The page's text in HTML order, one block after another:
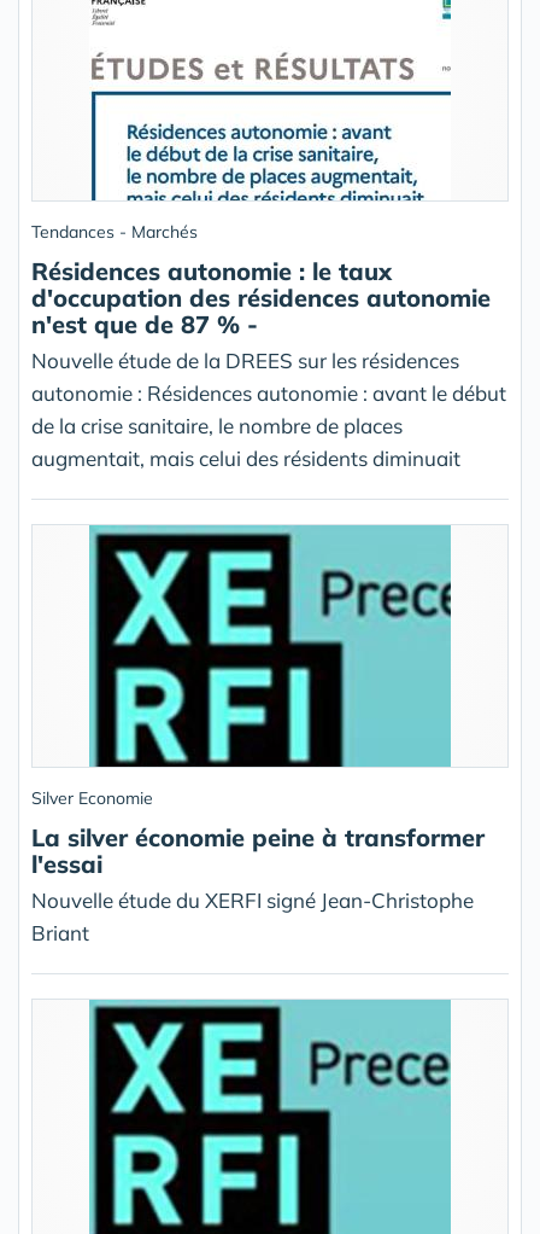
Tendances - Marchés
Résidences autonomie : le taux
d'occupation des résidences autonomie
n'est que de 87 % -
Nouvelle étude de la DREES sur les résidences
autonomie : Résidences autonomie : avant le début
de la crise sanitaire, le nombre de places
augmentait, mais celui des résidents diminuait
Silver Economie
La silver économie peine à transformer
l'essai
Nouvelle étude du XERFI signé Jean-Christophe
Briant